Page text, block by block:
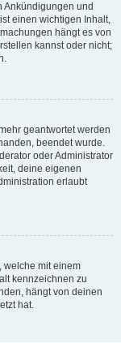
Ankündigungen und
einen wichtigen Inhalt,
hängt es von
kannst oder nicht;
geantwortet werden
beendet wurde.
oder Administrator
deine eigenen
erlaubt
welche mit einem
kennzeichnen zu
hängt von deinen
hat.